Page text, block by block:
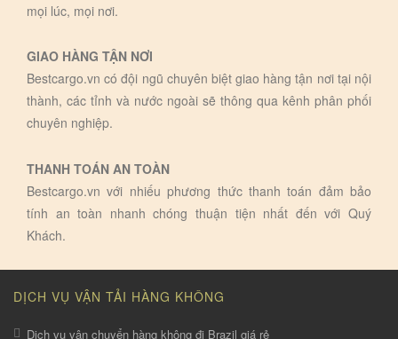
mọi lúc, mọi nơi.
GIAO HÀNG TẬN NƠI
Bestcargo.vn có đội ngũ chuyên biệt giao hàng tận nơi tại nội
thành, các tỉnh và nước ngoài sẽ thông qua kênh phân phối
chuyên nghiệp.
THANH TOÁN AN TOÀN
Bestcargo.vn với nhiếu phương thức thanh toán đảm bảo
tính an toàn nhanh chóng thuận tiện nhất đến với Quý
Khách.
DỊCH VỤ VẬN TẢI HÀNG KHÔNG
Dịch vụ vận chuyển hàng không đi Brazil giá rẻ